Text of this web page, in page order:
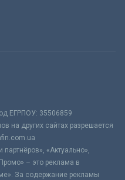
ЕГРПОУ: 35506859
на других сайтах разрешается
«Актуально»,
– это реклама в
За содержание рекламы